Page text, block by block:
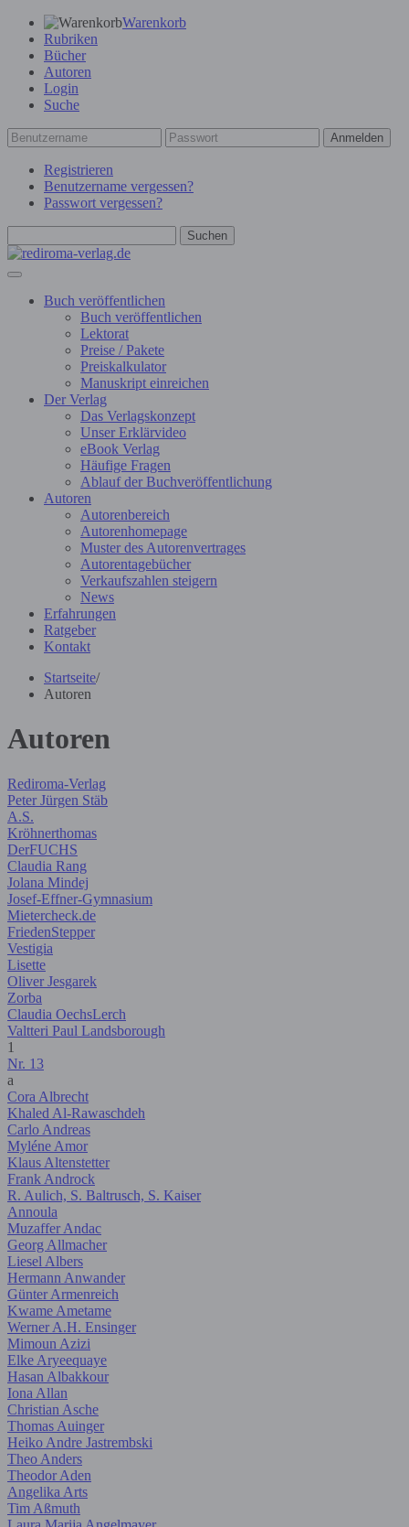
Warenkorb
Rubriken
Bücher
Autoren
Login
Suche
Anmelden
Registrieren
Benutzername vergessen?
Passwort vergessen?
Suchen
Buch veröffentlichen
Buch veröffentlichen
Lektorat
Preise / Pakete
Preiskalkulator
Manuskript einreichen
Der Verlag
Das Verlagskonzept
Unser Erklärvideo
eBook Verlag
Häufige Fragen
Ablauf der Buchveröffentlichung
Autoren
Autorenbereich
Autorenhomepage
Muster des Autorenvertrages
Autorentagebücher
Verkaufszahlen steigern
News
Erfahrungen
Ratgeber
Kontakt
Startseite/
Autoren
Autoren
Rediroma-Verlag
Peter Jürgen Stäb
A.S.
Kröhnerthomas
DerFUCHS
Claudia Rang
Jolana Mindej
Josef-Effner-Gymnasium
Mietercheck.de
FriedenStepper
Vestigia
Lisette
Oliver Jesgarek
Zorba
Claudia OechsLerch
Valtteri Paul Landsborough
1
Nr. 13
a
Cora Albrecht
Khaled Al-Rawaschdeh
Carlo Andreas
Myléne Amor
Klaus Altenstetter
Frank Androck
R. Aulich, S. Baltrusch, S. Kaiser
Annoula
Muzaffer Andac
Georg Allmacher
Liesel Albers
Hermann Anwander
Günter Armenreich
Kwame Ametame
Werner A.H. Ensinger
Mimoun Azizi
Elke Aryeequaye
Hasan Albakkour
Iona Allan
Christian Asche
Thomas Auinger
Heiko Andre Jastrembski
Theo Anders
Theodor Aden
Angelika Arts
Tim Aßmuth